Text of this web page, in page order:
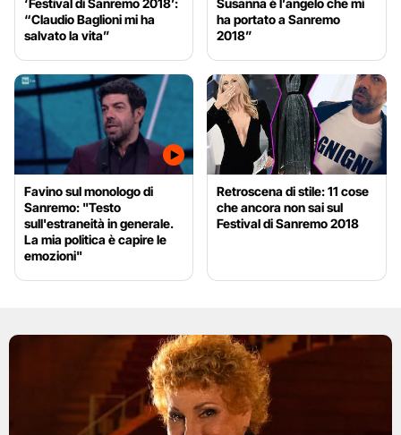
“Claudio Baglioni mi ha
salvato la vita”
ha portato a Sanremo
2018”
Favino sul monologo di
Sanremo: "Testo
sull'estraneità in generale.
La mia politica è capire le
emozioni"
Retroscena di stile: 11 cose
che ancora non sai sul
Festival di Sanremo 2018